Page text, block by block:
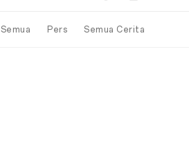
Semua Pers Semua Cerita